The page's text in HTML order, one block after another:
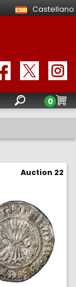
Castellano
0
Auction 22